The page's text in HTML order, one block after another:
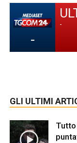
-
-
GLI ULTIMI